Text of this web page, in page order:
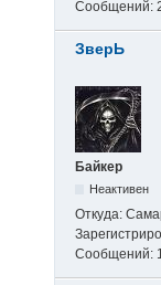
Сообщений:
ЗверЬ
Байкер
Неактивен
Откуда:
Сообщений: